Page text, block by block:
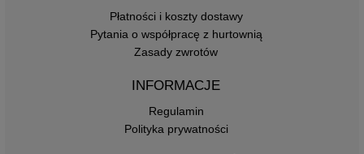
Płatności i koszty dostawy
Pytania o współpracę z hurtownią
Zasady zwrotów
INFORMACJE
Regulamin
Polityka prywatności